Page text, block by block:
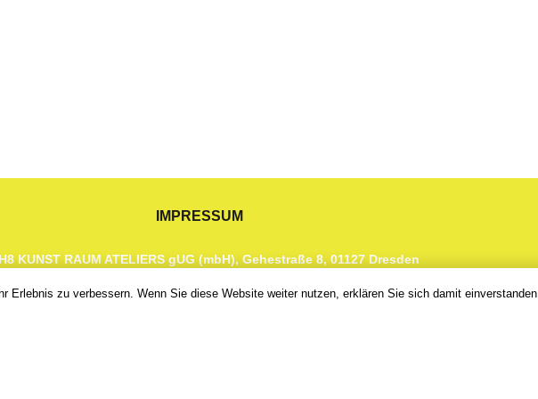
IMPRESSUM
KUNST RAUM ATELIERS gUG (mbH), Gehestraße 8, 01127 Dresden
Erlebnis zu verbessern. Wenn Sie diese Website weiter nutzen, erklären Sie sich damit einverstanden.